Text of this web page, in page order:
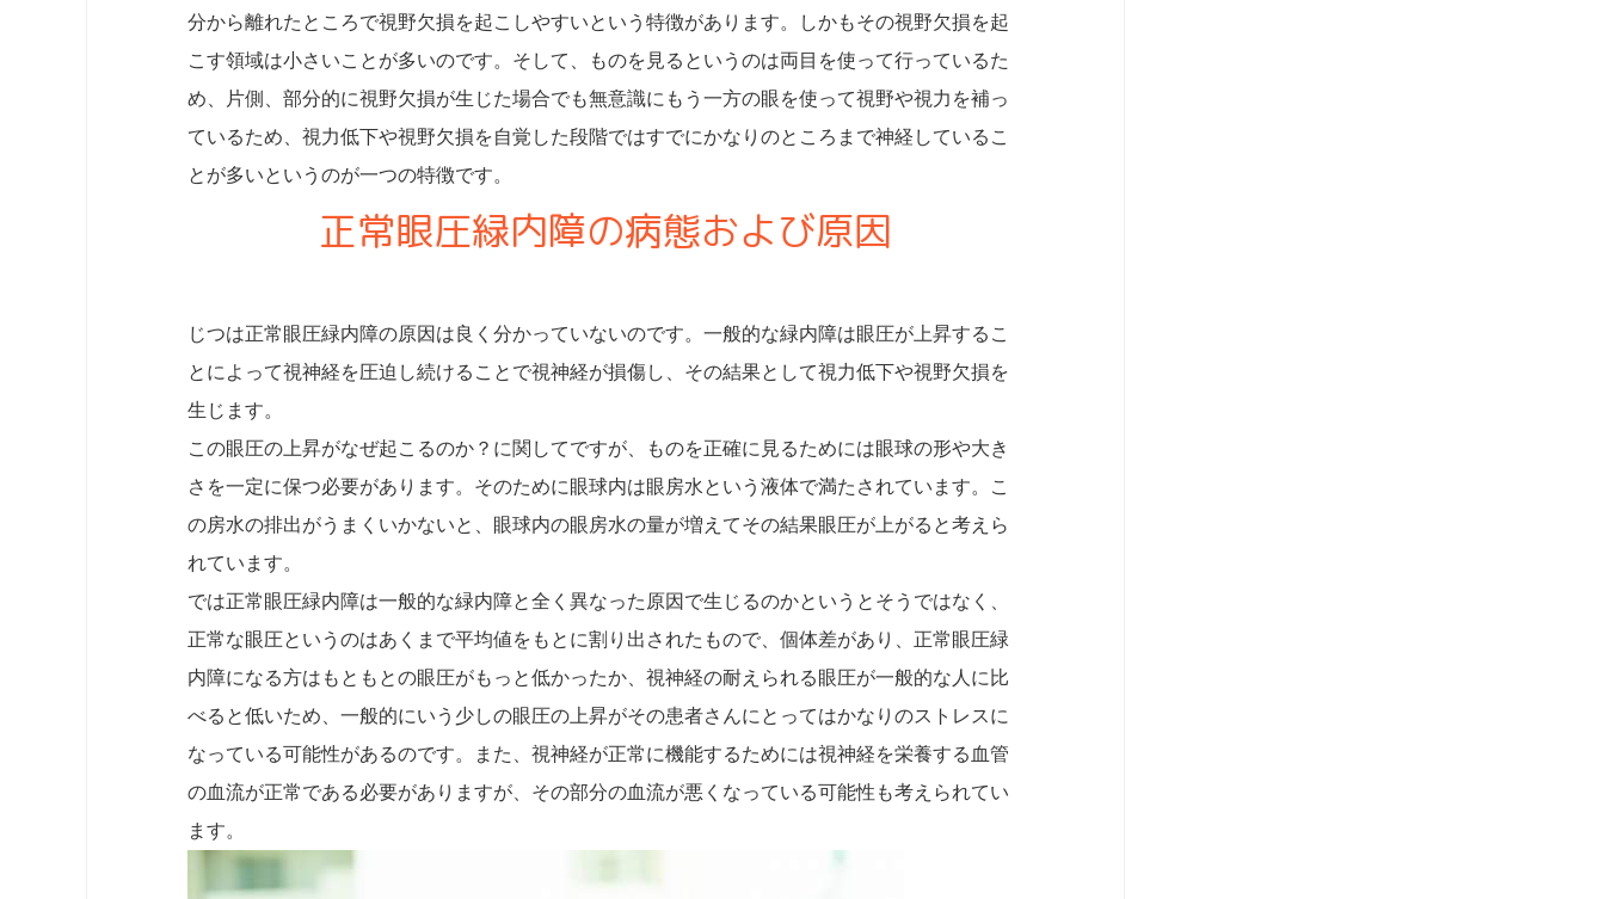
分から離れたところで視野欠損を起こしやすいという特徴があります。しかもその視野欠損を起
こす領域は小さいことが多いのです。そして、ものを見るというのは両目を使って行っているた
め、片側、部分的に視野欠損が生じた場合でも無意識にもう一方の眼を使って視野や視力を補っ
ているため、視力低下や視野欠損を自覚した段階ではすでにかなりのところまで神経しているこ
とが多いというのが一つの特徴です。
正常眼圧緑内障の病態および原因
じつは正常眼圧緑内障の原因は良く分かっていないのです。一般的な緑内障は眼圧が上昇するこ
とによって視神経を圧迫し続けることで視神経が損傷し、その結果として視力低下や視野欠損を
生じます。
この眼圧の上昇がなぜ起こるのか？に関してですが、ものを正確に見るためには眼球の形や大き
さを一定に保つ必要があります。そのために眼球内は眼房水という液体で満たされています。こ
の房水の排出がうまくいかないと、眼球内の眼房水の量が増えてその結果眼圧が上がると考えら
れています。
では正常眼圧緑内障は一般的な緑内障と全く異なった原因で生じるのかというとそうではなく、
正常な眼圧というのはあくまで平均値をもとに割り出されたもので、個体差があり、正常眼圧緑
内障になる方はもともとの眼圧がもっと低かったか、視神経の耐えられる眼圧が一般的な人に比
べると低いため、一般的にいう少しの眼圧の上昇がその患者さんにとってはかなりのストレスに
なっている可能性があるのです。また、視神経が正常に機能するためには視神経を栄養する血管
の血流が正常である必要がありますが、その部分の血流が悪くなっている可能性も考えられてい
ます。